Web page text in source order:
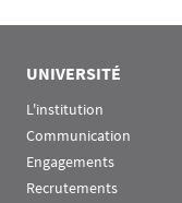
UNIVERSITÉ
L'institution
Communication
Engagements
Recrutements